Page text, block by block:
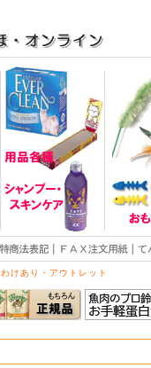
わけあり・アウトレット